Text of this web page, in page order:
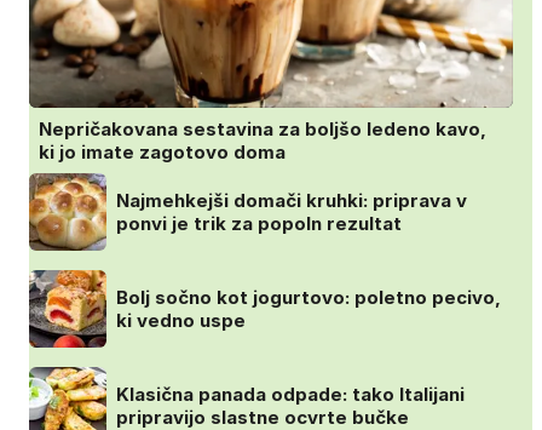
Nepričakovana sestavina za boljšo ledeno kavo,
ki jo imate zagotovo doma
Najmehkejši domači kruhki: priprava v
ponvi je trik za popoln rezultat
Bolj sočno kot jogurtovo: poletno pecivo,
ki vedno uspe
Klasična panada odpade: tako Italijani
pripravijo slastne ocvrte bučke